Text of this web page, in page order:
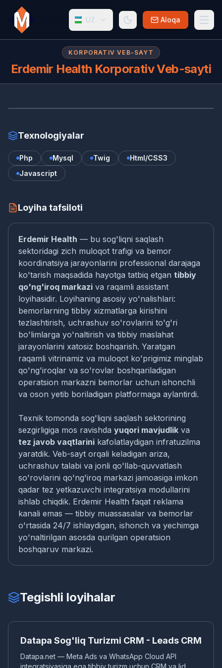
UZ Aloqa
KORPORATIV VEB-SAYT
Erdemir Health Korporativ Veb-sayti
ER
Texnologiyalar
Php Mysql Twig
Html/CSS3
Javascript
Loyiha tafsiloti
Erdemir Health — bu sog'liqni saqlash
sektoridagi zich muloqot trafigi va bemor
koordinatsiya jarayonlarini professional darajaga
ko'tarish maqsadida hayotga tatbiq etgan tibbiy
qo'ng'iroq markazi va raqamli assistant
loyihasidir. Loyihaning asosiy yo'nalishlari:
bemorlarning tibbiy xizmatlarga kirishini
tezlashtirish, uchrashuv so'rovlarini to'g'ri
bo'limlarga yo'naltirish va tibbiy maslahat
jarayonlarini xatosiz boshqarish. Yaratgan
raqamli vitrinamiz va muloqot ko'prigimiz minglab
qo'ng'iroqlar va so'rovlar boshqariladigan
operatsion markazni bemorlar uchun ishonchli
va oson yetib boriladigan platformaga aylantirdi.
Texnik tomonda sog'liqni saqlash sektorining
sezgirligiga mos ravishda yuqori mavjudlik va
tez javob vaqtlarini kafolatlaydigan infratuzilma
yaratdik. Veb-sayt orqali keladigan ariza,
uchrashuv talabi va jonli qo'llab-quvvatlash
so'rovlarini qo'ng'iroq markazi jamoasiga imkon
qadar tez yetkazuvchi integratsiya modullarini
ishlab chiqdik. Erdemir Health faqat reklama
kanali emas — tibbiy muassasalar va bemorlar
o'rtasida 24/7 ishlaydigan, ishonch va yechimga
yo'naltirilgan asosda qurilgan operatsion
boshqaruv markazi.
Tegishli loyihalar
DA
Datapa Sog'liq Turizmi CRM - Leads CRM
Datapa.net — Meta Ads va WhatsApp Cloud API
integratsiyasiga ega tibbiy turizm uchun CRM va lid